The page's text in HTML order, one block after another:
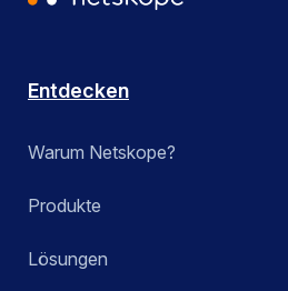
Entdecken
Warum Netskope?
Produkte
Lösungen